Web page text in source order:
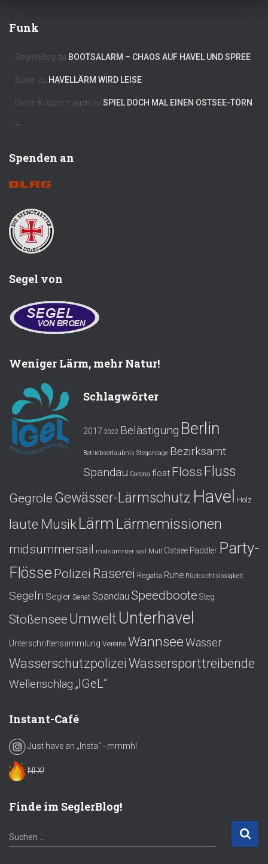
Funk
SeglerBlog zu BOOTSALARM – CHAOS AUF HAVEL UND SPREE
Sailer zu HAVELLÄRM WIRD LEISE
Dieter Koppenhagen zu SPIEL DOCH MAL EINEN OSTSEE-TÖRN
…
Spenden an
Segel von
Weniger Lärm, mehr Natur!
Schlagwörter
2017 2022 Belästigung Berlin
Betriebserlaubnis Steganlage Bezirksamt
Spandau Corona float Floss Fluss
Gegröle Gewässer-Lärmschutz Havel Holz
laute Musik Lärm Lärmemissionen
midsummersail midsummer sail Müll Ostsee Paddler Party-
FlössePolizei Raserei Regatta Ruhe Rücksichtslosigkeit
Segeln Segler Senat Spandau Speedboote Steg
Stößensee Umwelt Unterhavel
Unterschriftensammlung Vereine WannseeWasser
Wasserschutzpolizei Wassersporttreibende
Wellenschlag „IGeL“
Instant-Café
Just have an „Insta“ - mmmh!
NI X!
Finde im SeglerBlog!
S
u
Suchen …